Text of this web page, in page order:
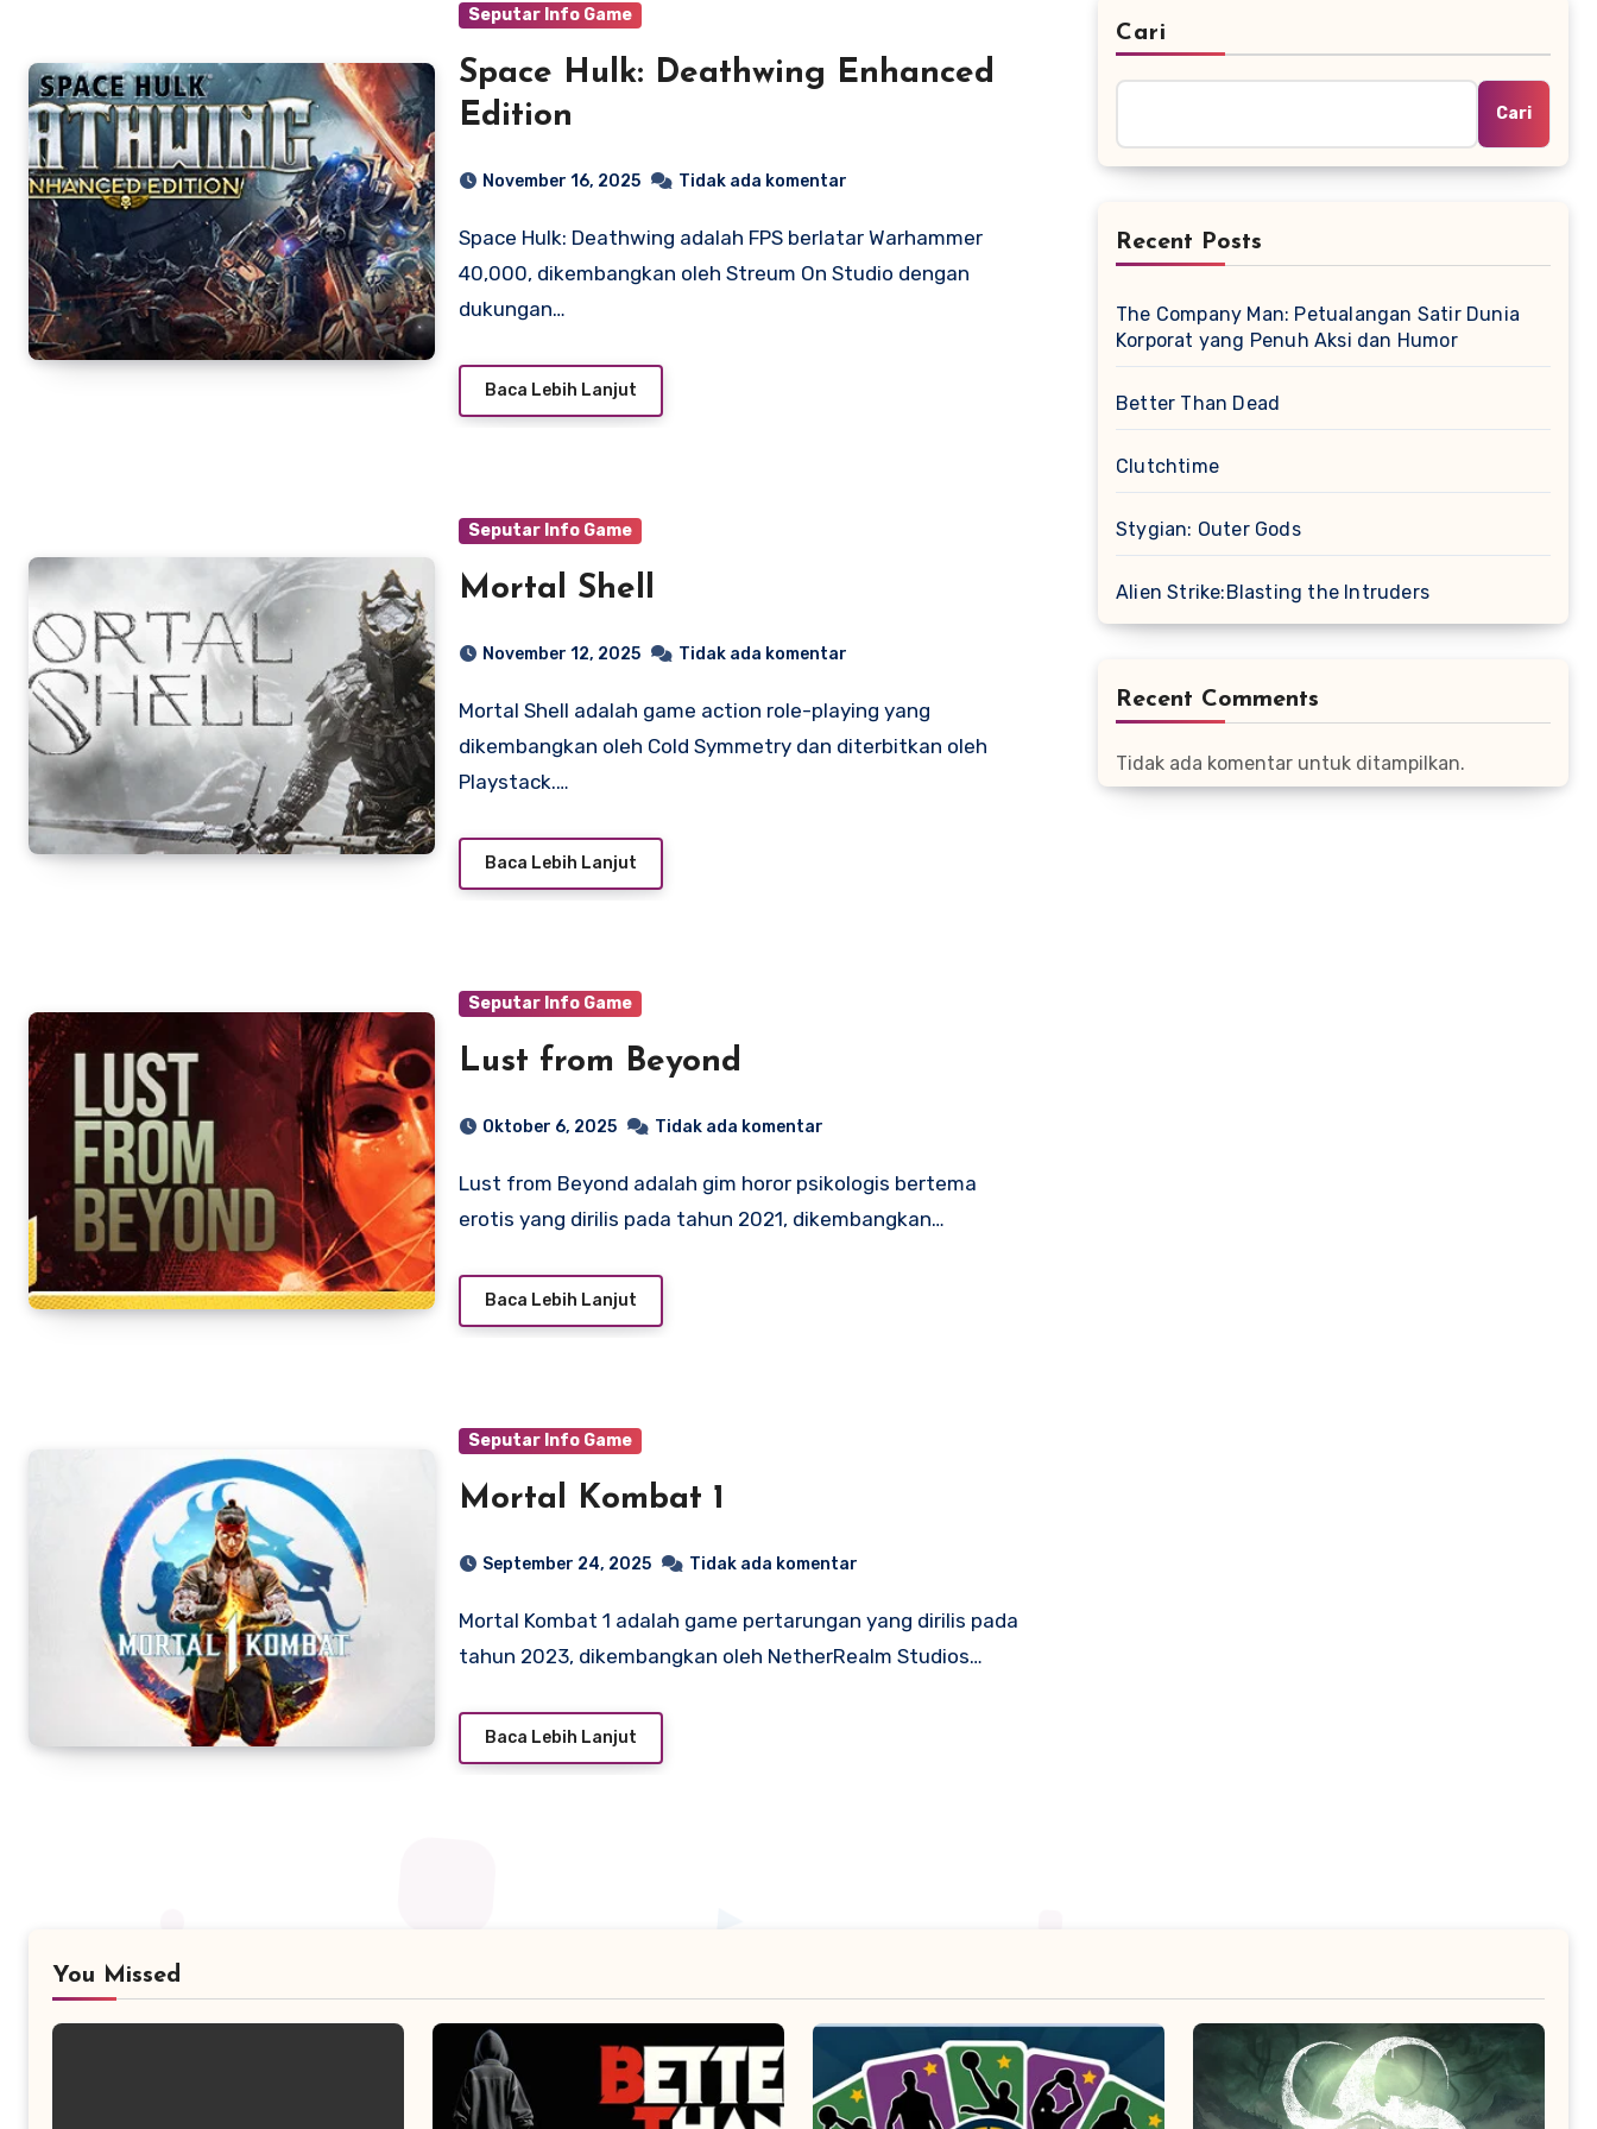
Seputar Info Game
Space Hulk: Deathwing Enhanced
Edition
November 16, 2025 Tidak ada komentar
Space Hulk: Deathwing adalah FPS berlatar Warhammer
40,000, dikembangkan oleh Streum On Studio dengan
dukungan…
Baca Lebih Lanjut
Seputar Info Game
Mortal Shell
November 12, 2025 Tidak ada komentar
Mortal Shell adalah game action role-playing yang
dikembangkan oleh Cold Symmetry dan diterbitkan oleh
Playstack.…
Baca Lebih Lanjut
Seputar Info Game
Lust from Beyond
Oktober 6, 2025 Tidak ada komentar
Lust from Beyond adalah gim horor psikologis bertema
erotis yang dirilis pada tahun 2021, dikembangkan…
Baca Lebih Lanjut
Seputar Info Game
Mortal Kombat 1
September 24, 2025 Tidak ada komentar
Mortal Kombat 1 adalah game pertarungan yang dirilis pada
tahun 2023, dikembangkan oleh NetherRealm Studios…
Baca Lebih Lanjut
Cari
Cari
Recent Posts
The Company Man: Petualangan Satir Dunia
Korporat yang Penuh Aksi dan Humor
Better Than Dead
Clutchtime
Stygian: Outer Gods
Alien Strike:Blasting the Intruders
Recent Comments
Tidak ada komentar untuk ditampilkan.
You Missed